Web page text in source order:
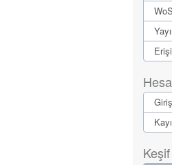
Giriş
Keşif